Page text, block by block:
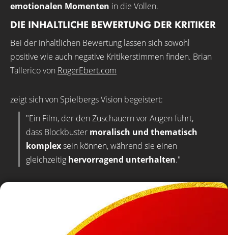
emotionalen Momenten in die Vollen.
DIE INHALTLICHE BEWERTUNG DER KRITIKER
Bei der inhaltlichen Bewertung lassen sich sowohl
positive wie auch negative Kritikerstimmen finden. Brian
Tallerico von RogerEbert.com
zeigt sich von Spielbergs Vision begeistert:
"Ein Film, der den Zuschauern vor Augen führt,
dass Blockbuster moralisch und thematisch
komplexsein können, während sie einen
gleichzeitig hervorragend unterhalten."